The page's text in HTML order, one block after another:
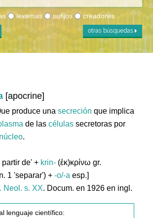
lexemas sufijos creadores
otras búsquedas
[apocrine]
produce unasecreción que implica
de lascélulas secretoras por
núcleo.
de' + krin- (ἐκ)κρίνω gr.
1 'separar') +-o/-a esp.]
Neol. s. XX. Docum. en 1926 en ingl.
lenguaje científico: